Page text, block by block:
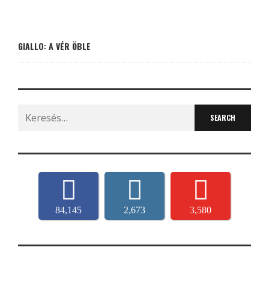
GIALLO: A VÉR ÖBLE
Search
for:
84,145 2,673 3,580